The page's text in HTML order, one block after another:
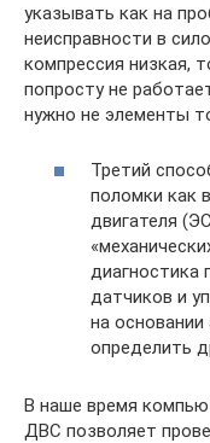
указывать как на
неисправности в
компрессия низкая,
попросту не
нужно не элементы
Третий
поломки как
двигателя
диагностика
датчиков и
на
определить
В наше время
ДВС позволяет